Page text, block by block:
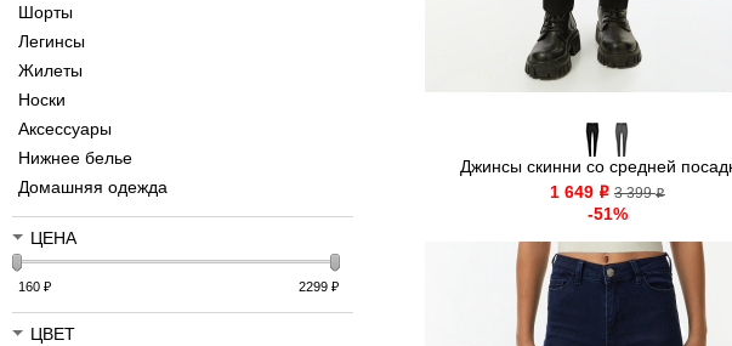
Шорты
Легинсы
Жилеты
Носки
Аксессуары
Нижнее белье
Домашняя одежда
ЦЕНА
160 ₽ 2299₽
ЦВЕТ
Джинсы скинни со средней
1 649 o 3 399o
-51%